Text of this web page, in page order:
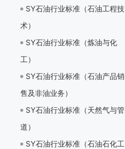
SY石油行业标准（石油工程技
术）
SY石油行业标准（炼油与化
工）
SY石油行业标准（石油产品销
售及非油业务）
SY石油行业标准（天然气与管
道）
SY石油行业标准（石油石化工